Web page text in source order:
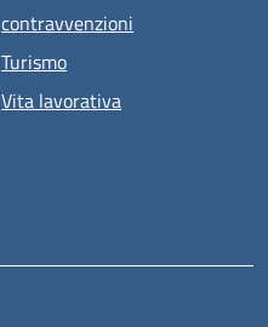
contravvenzioni
Turismo
Vita lavorativa